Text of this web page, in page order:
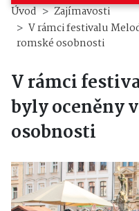
Úvod
Zajímavosti
V rámci festivalu
romské osobnosti
V rámci
byly oceněny
osobnosti